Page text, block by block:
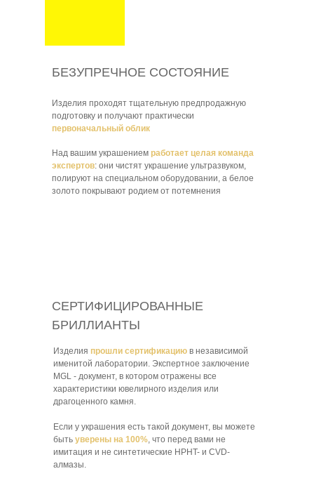
БЕЗУПРЕЧНОЕ СОСТОЯНИЕ
СЕРТИФИЦИРОВАННЫЕ
БРИЛЛИАНТЫ
Изделия проходят тщательную предпродажную
подготовку и получают практически
первоначальный облик
Над вашим украшением работает целая команда
экспертов: они чистят украшение ультразвуком,
полируют на специальном оборудовании, а белое
золото покрывают родием от потемнения
Изделия прошли сертификацию в независимой
именитой лаборатории. Экспертное заключение
MGL - документ, в котором отражены все
характеристики ювелирного изделия или
драгоценного камня.
Если у украшения есть такой документ, вы можете
быть уверены на 100%, что перед вами не
имитация и не синтетические HPHT- и CVD-
алмазы.